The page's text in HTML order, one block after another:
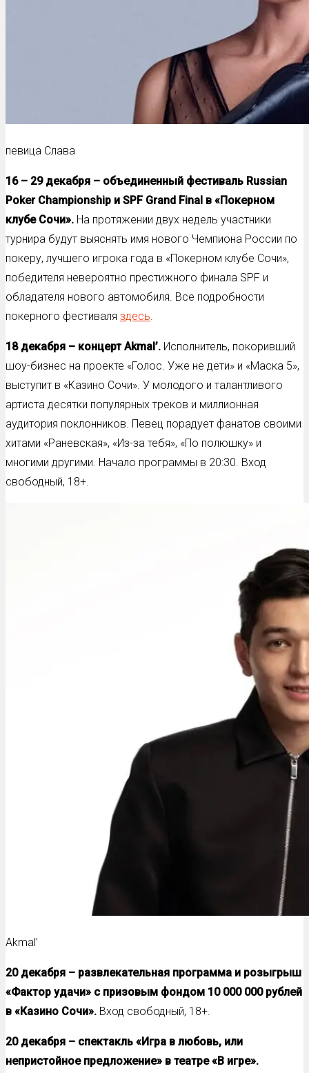
певица Слава
16 – 29 декабря – объединенный фестиваль Russian
Poker Championship и SPF Grand Final в «Покерном
клубе Сочи». На протяжении двух недель участники
турнира будут выяснять имя нового Чемпиона России по
покеру, лучшего игрока года в «Покерном клубе Сочи»,
победителя невероятно престижного финала SPF и
обладателя нового автомобиля. Все подробности
покерного фестиваля здесь
18 декабря – концертAkmal’. Исполнитель, покоривший
шоу-бизнес на проекте «Голос. Уже не дети» и «Маска 5»,
выступит в «Казино Сочи». У молодого и талантливого
артиста десятки популярных треков и миллионная
аудитория поклонников. Певец порадует фанатов своими
хитами «Раневская», «Из-за тебя», «По полюшку» и
многими другими. Начало программы в 20:30. Вход
свободный, 18+.
Akmal’
20 декабря – развлекательная программа и розыгрыш
«Фактор удачи» с призовым фондом 10 000 000 рублей
в «Казино Сочи». Вход свободный, 18+.
20 декабря – спектакль «Игра в любовь, или
непристойное предложение» в театре «В игре».